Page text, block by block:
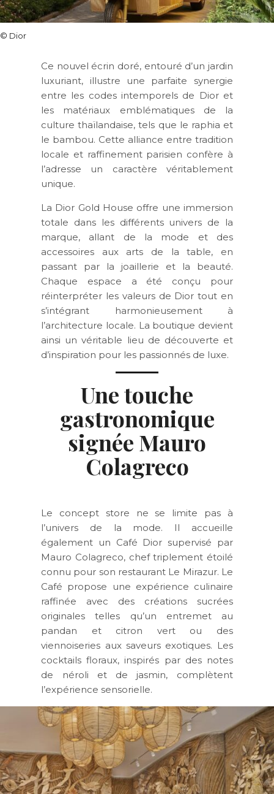
© Dior
Ce nouvel écrin doré, entouré d’un jardin
luxuriant, illustre une parfaite synergie
entre les codes intemporels de Dior et
les matériaux emblématiques de la
culture thaïlandaise, tels que le raphia et
le bambou. Cette alliance entre tradition
locale et raffinement parisien confère à
l’adresse un caractère véritablement
unique.
La Dior Gold House offre une immersion
totale dans les différents univers de la
marque, allant de la mode et des
accessoires aux arts de la table, en
passant par la joaillerie et la beauté.
Chaque espace a été conçu pour
réinterpréter les valeurs de Dior tout en
s’intégrant harmonieusement à
l’architecture locale. La boutique devient
ainsi un véritable lieu de découverte et
d’inspiration pour les passionnés de luxe.
Une touche
gastronomique
signée Mauro
Colagreco
Le concept store ne se limite pas à
l’univers de la mode. Il accueille
également un Café Dior supervisé par
Mauro Colagreco, chef triplement étoilé
connu pour son restaurant Le Mirazur. Le
Café propose une expérience culinaire
raffinée avec des créations sucrées
originales telles qu’un entremet au
pandan et citron vert ou des
viennoiseries aux saveurs exotiques. Les
cocktails floraux, inspirés par des notes
de néroli et de jasmin, complètent
l’expérience sensorielle.